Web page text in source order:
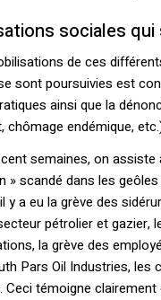
sociales
de ces
sont poursuivies est
ainsi que la
chômage endémique,
semaines, on
» scandé dans les
y a eu la grève des
pétrolier et gazier,
la grève des
Pars Oil Industries, les
Ceci témoigne